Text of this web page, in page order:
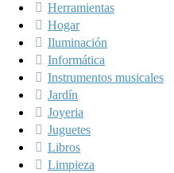
Herramientas
Hogar
Iluminación
Informática
Instrumentos musicales
Jardín
Joyeria
Juguetes
Libros
Limpieza